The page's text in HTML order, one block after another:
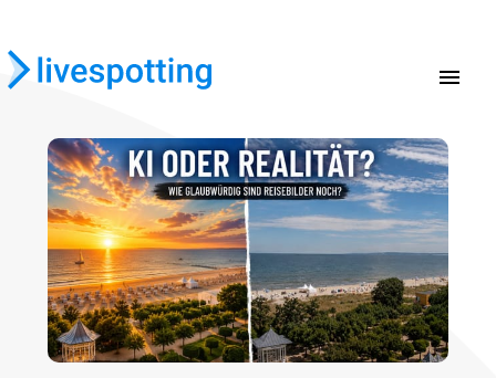
menu